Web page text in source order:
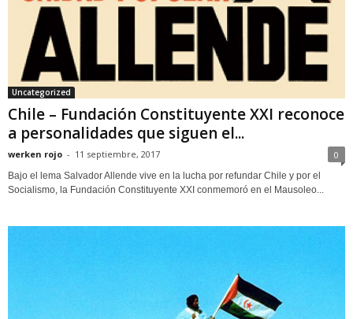
Uncategorized
Chile – Fundación Constituyente XXI reconoce
a personalidades que siguen el...
werken rojo - 11 septiembre, 2017 0
Bajo el lema Salvador Allende vive en la lucha por refundar Chile y por el
Socialismo, la Fundación Constituyente XXI conmemoró en el Mausoleo...